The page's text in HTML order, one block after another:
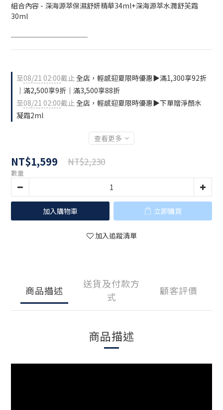
組合內容 - 深海源萃保濕舒妍精華34ml+深海源萃水潤舒芙霜
30ml
───────────
至08/21 02:00截止全店，輕感迎夏限時優惠▶️滿1,300享92折
｜滿2,500享9折｜滿3,500享88折
至08/21 02:00截止全店，輕感迎夏限時優惠▶️下單贈淨顏水
凝霜2ml
查看更多
NT$1,599 NT$2,230
數量
加入購物車 立即購買
加入追蹤清單
商品描述
送貨及付款方
式
顧客評價
商品描述